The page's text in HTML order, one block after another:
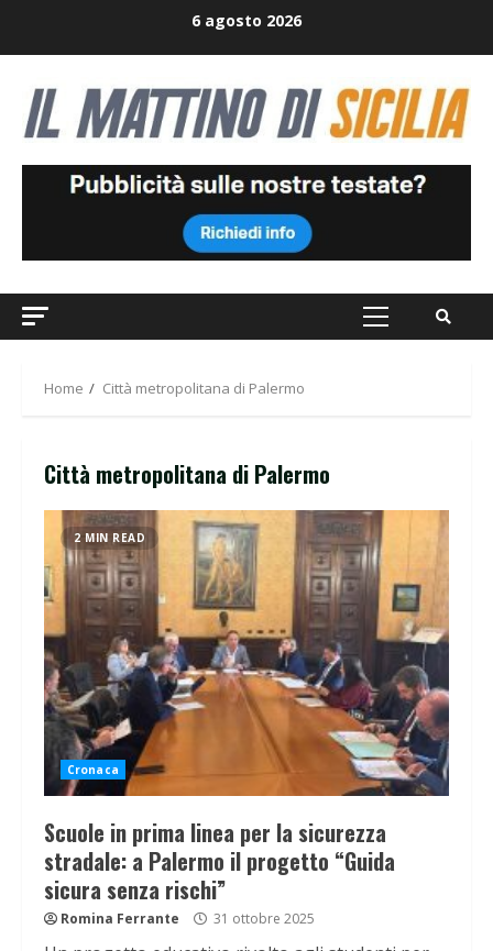
6 agosto 2026
Primary
Home Città metropolitana di Palermo
Città metropolitana di Palermo
2 MIN READ
Cronaca
Scuole in prima linea per la sicurezza
stradale: a Palermo il progetto “Guida
sicura senza rischi”
Romina Ferrante 31 ottobre 2025